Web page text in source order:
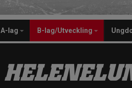
A-lag B-lag/Utveckling